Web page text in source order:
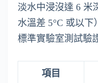
淡水中浸沒達 6 米
水溫差 5°C 或以下
標準實驗室測試驗
項目